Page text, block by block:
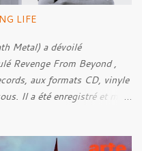
LIFE
Metal) a dévoilé
Revenge From Beyond ,
aux formats CD, vinyle
Il a été enregistré et mixé
From Beyond 06. The